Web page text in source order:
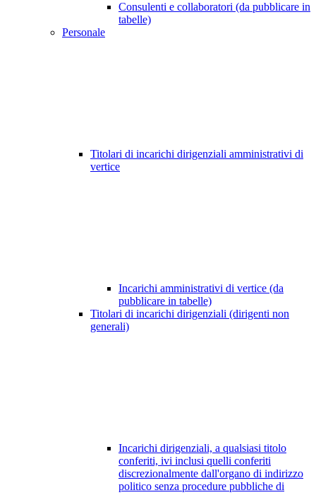
Consulenti e collaboratori (da pubblicare in
tabelle)
Personale
Titolari di incarichi dirigenziali amministrativi di
vertice
Incarichi amministrativi di vertice (da
pubblicare in tabelle)
Titolari di incarichi dirigenziali (dirigenti non
generali)
Incarichi dirigenziali, a qualsiasi titolo
conferiti, ivi inclusi quelli conferiti
discrezionalmente dall'organo di indirizzo
politico senza procedure pubbliche di